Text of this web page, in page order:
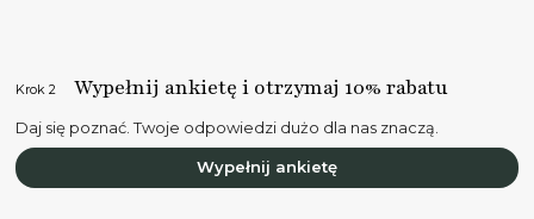
Krok 2 Wypełnij ankietę i otrzymaj 10% rabatu
Daj się poznać. Twoje odpowiedzi dużo dla nas znaczą.
Wypełnij ankietę